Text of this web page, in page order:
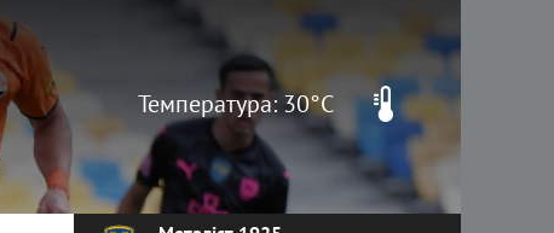
Шахтар
Температура: 30°C